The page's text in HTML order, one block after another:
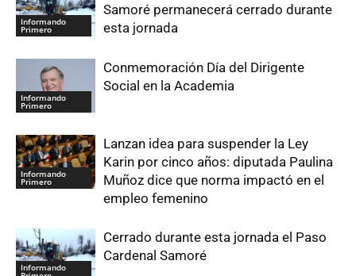
Informando
Primero
Samoré permanecerá cerrado durante
esta jornada
Informando
Primero
Conmemoración Día del Dirigente
Social en la Academia
Informando
Primero
Lanzan idea para suspender la Ley
Karin por cinco años: diputada Paulina
Muñoz dice que norma impactó en el
empleo femenino
Informando
Cerrado durante esta jornada el Paso
Cardenal Samoré